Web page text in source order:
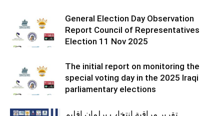
General Election Day Observation
Report Council of Representatives
Election 11 Nov 2025
The initial report on monitoring the
special voting day in the 2025 Iraqi
parliamentary elections
تقرير مراقبة انتخاب برلمان إقليم